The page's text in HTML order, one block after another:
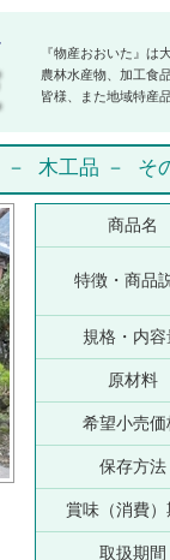
『物産おおいた』は
農林水産物、加工食
皆様、また地域特産
－ 木工品 － そ
商品名
特徴・商品
規格・内容
原材料
希望小売価
保存方法
賞味（消費）
取扱期間